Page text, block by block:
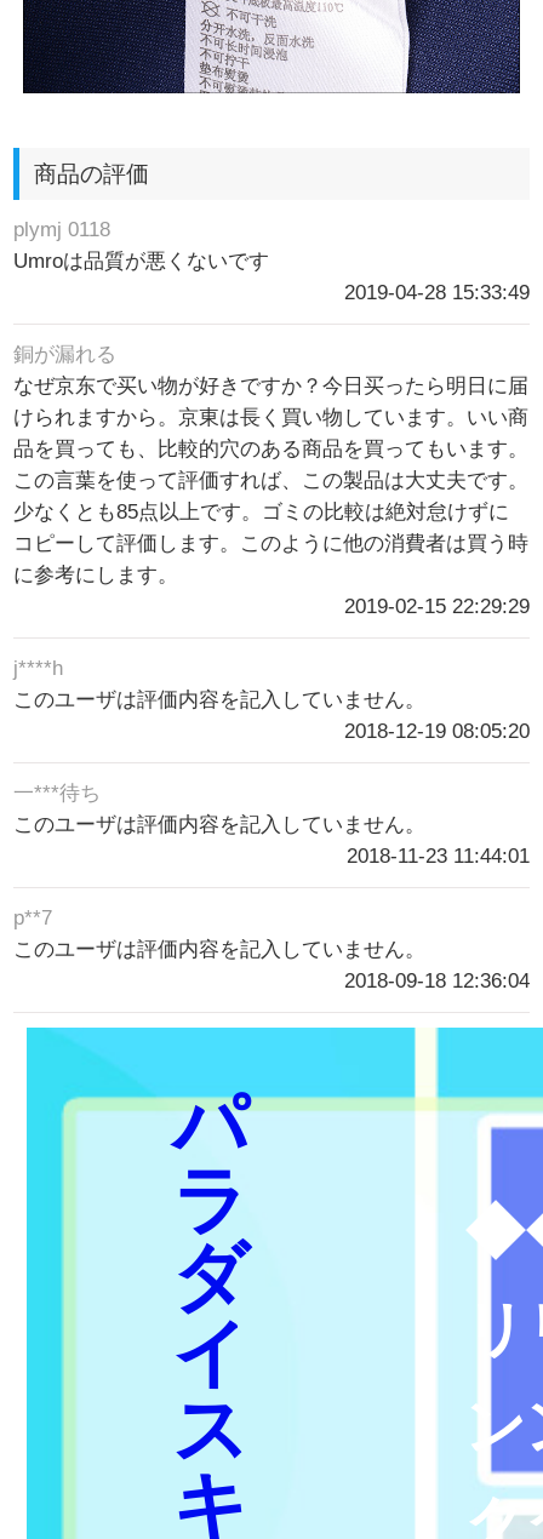
商品の評価
plymj 0118
Umroは品質が悪くないです
2019-04-28 15:33:49
銅が漏れる
なぜ京东で买い物が好きですか？今日买ったら明日に届
けられますから。京東は長く買い物しています。いい商
品を買っても、比較的穴のある商品を買ってもいます。
この言葉を使って評価すれば、この製品は大丈夫です。
少なくとも85点以上です。ゴミの比較は絶対怠けずに
コピーして評価します。このように他の消費者は買う時
に参考にします。
2019-02-15 22:29:29
j****h
このユーザは評価内容を記入していません。
2018-12-19 08:05:20
一***待ち
このユーザは評価内容を記入していません。
2018-11-23 11:44:01
p**7
このユーザは評価内容を記入していません。
2018-09-18 12:36:04
パ
ラ
ダ
イ
ス
キ
◆
リ
ン
ク